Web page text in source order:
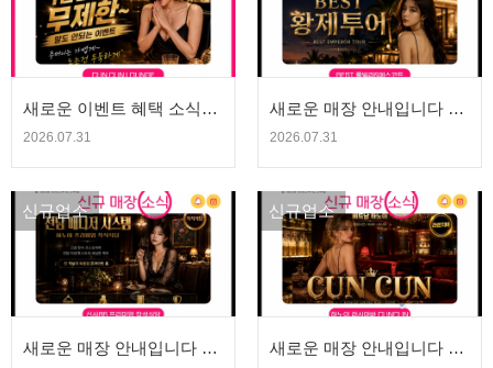
새로운 이벤트 혜택 소식입
량고추 에볼루션
2026.07.31
새로운 매장 안내입니다 -
빌라 | 청량고추 에볼루션
2026.07.31
신규업소
새로운 매장 안내입니다 -
신규업소
새로운 매장 안내입니다 -